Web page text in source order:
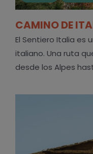
CAMINO DE
El Sentiero Italia es
italiano. Una ruta
desde los Alpes